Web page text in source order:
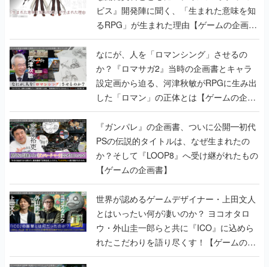
ビス』開発陣に聞く、「生まれた意味を知
るRPG」が生まれた理由【ゲームの企画
書】
なにが、人を「ロマンシング」させるの
か？『ロマサガ2』当時の企画書とキャラ
設定画から迫る、河津秋敏がRPGに生み出
した「ロマン」の正体とは【ゲームの企画
書】
『ガンパレ』の企画書、ついに公開━初代
PSの伝説的タイトルは、なぜ生まれたの
か？そして『LOOP8』へ受け継がれたもの
【ゲームの企画書】
世界が認めるゲームデザイナー・上田文人
とはいったい何が凄いのか？ ヨコオタロ
ウ・外山圭一郎らと共に『ICO』に込めら
れたこだわりを語り尽くす！【ゲームの企
画書】